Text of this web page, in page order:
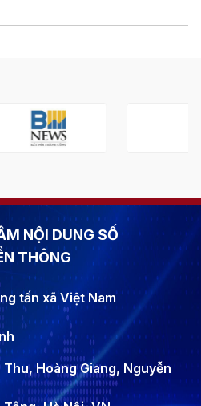
NỘI DUNG SỐ
THÔNG
tấn xã Việt Nam
Hoàng Giang, Nguyễn